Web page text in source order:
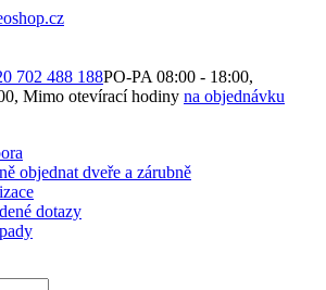
702 488 188PO-PA 08:00 - 18:00,
Mimo otevírací hodiny na objednávku
objednat dveře a zárubně
dotazy